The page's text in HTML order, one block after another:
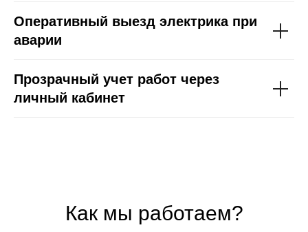
Оперативный выезд электрика при
аварии
Прозрачный учет работ через
личный кабинет
Как мы работаем?